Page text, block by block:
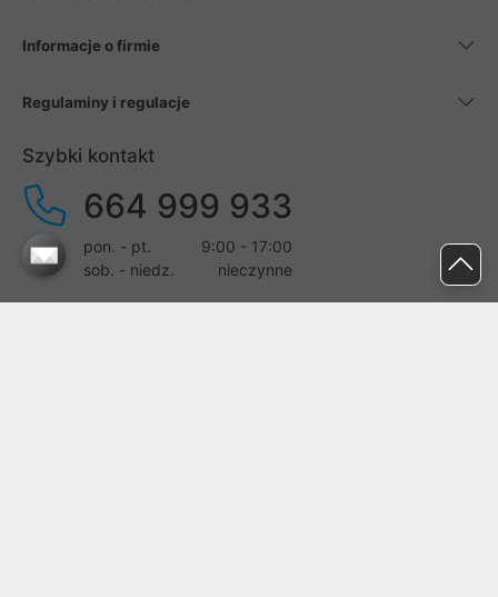
Informacje o firmie
Regulaminy i regulacje
Szybki kontakt
664 999 933
pon. - pt.
9:00 - 17:00
sob. - niedz.
nieczynne